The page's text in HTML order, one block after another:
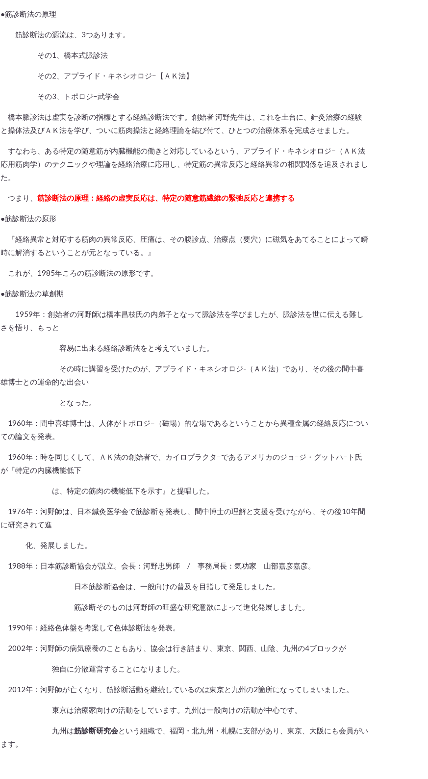
●筋診断法の原理
筋診断法の源流は、3つあります。
その1、橋本式脈診法
その2、アプライド・キネシオロジ−【ＡＫ法】
その3、トポロジ−武学会
橋本脈診法は虚実を診断の指標とする経絡診断法です。創始者 河野先生は、これを土台に、針灸治療の経験
と操体法及びＡＫ法を学び、ついに筋肉操法と経絡理論を結び付て、ひとつの治療体系を完成させました。
すなわち、ある特定の随意筋が内臓機能の働きと対応しているという、アプライド・キネシオロジ−（ＡＫ法
応用筋肉学）のテクニックや理論を経絡治療に応用し、特定筋の異常反応と経絡異常の相関関係を追及されまし
た。
つまり、 筋診断法の原理：経絡の虚実反応は、特定の随意筋繊維の緊弛反応と連携する
●筋診断法の原形
『経絡異常と対応する筋肉の異常反応、圧痛は、その腹診点、治療点（要穴）に磁気をあてることによって瞬
時に解消するということが元となっている。』
これが、1985年ころの筋診断法の原形です。
●筋診断法の草創期
1959年：創始者の河野師は橋本昌枝氏の内弟子となって脈診法を学びましたが、脈診法を世に伝える難し
さを悟り、もっと
容易に出来る経絡診断法をと考えていました。
その時に講習を受けたのが、アプライド・キネシオロジ-（ＡＫ法）であり、その後の間中喜
雄博士との運命的な出会い
となった。
1960年：間中喜雄博士は、人体がトポロジ−（磁場）的な場であるということから異種金属の経絡反応につい
ての論文を発表。
1960年：時を同じくして、ＡＫ法の創始者で、カイロプラクタ−であるアメリカのジョ−ジ・グットハ−ト氏
が『特定の内臓機能低下
は、特定の筋肉の機能低下を示す』と提唱した。
1976年：河野師は、日本鍼灸医学会で筋診断を発表し、間中博士の理解と支援を受けながら、その後10年間
に研究されて進
化、発展しました。
1988年：日本筋診断協会が設立。会長：河野忠男師 / 事務局長：気功家 山部嘉彦嘉彦。
日本筋診断協会は、一般向けの普及を目指して発足しました。
筋診断そのものは河野師の旺盛な研究意欲によって進化発展しました。
1990年：経絡色体盤を考案して色体診断法を発表。
2002年：河野師の病気療養のこともあり、協会は行き詰まり、東京、関西、山陰、九州の4ブロックが
独自に分散運営することになりました。
2012年：河野師が亡くなり、筋診断活動を継続しているのは東京と九州の2箇所になってしまいました。
東京は治療家向けの活動をしています。九州は一般向けの活動が中心です。
九州は筋診断研究会という組織で、福岡・北九州・札幌に支部があり、東京、大阪にも会員がい
ます。